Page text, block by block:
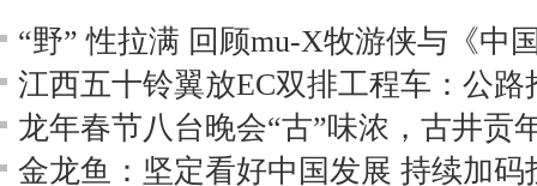
江西五十铃翼放EC双排工程车：公
龙年春节八台晚会“古”味浓，古井贡
金龙鱼：坚定看好中国发展 持续加码